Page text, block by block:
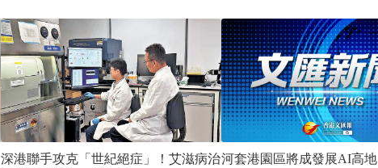
深港聯手攻克「世紀絕症」！艾滋病治河套港園區將成發展AI高地